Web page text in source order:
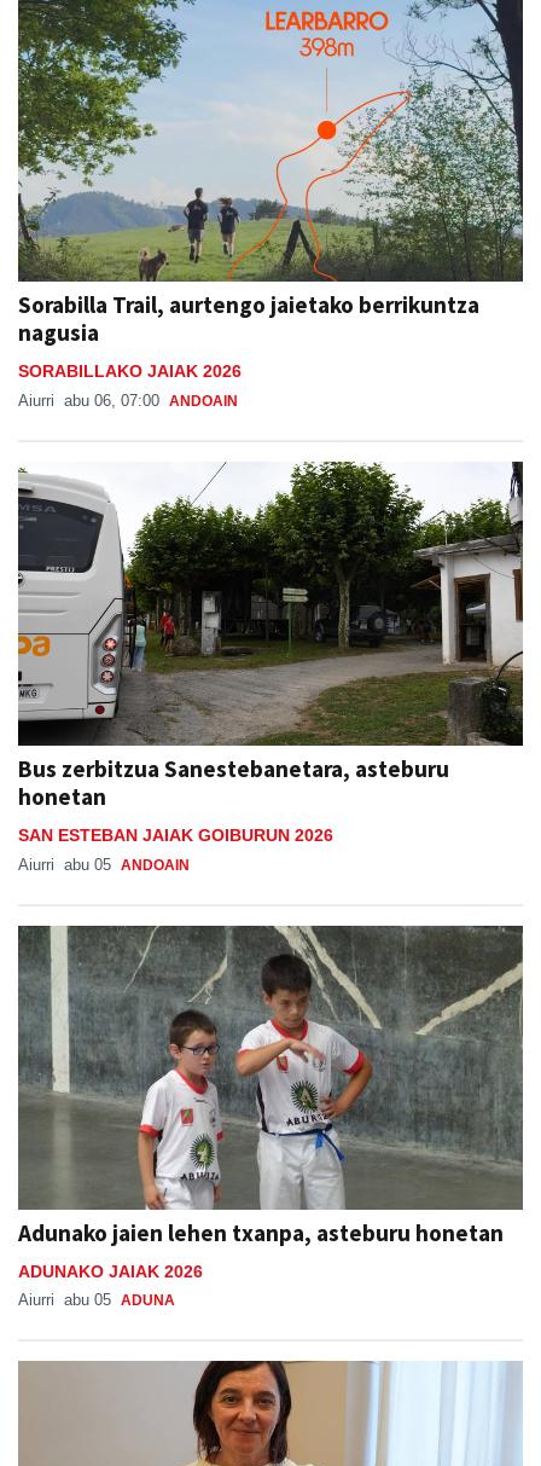
Sorabilla Trail, aurtengo jaietako berrikuntza
nagusia
SORABILLAKO JAIAK 2026
Aiurri abu 06, 07:00 ANDOAIN
Bus zerbitzua Sanestebanetara, asteburu
honetan
SAN ESTEBAN JAIAK GOIBURUN 2026
Aiurri abu 05 ANDOAIN
Adunako jaien lehen txanpa, asteburu honetan
ADUNAKO JAIAK 2026
Aiurri abu 05 ADUNA